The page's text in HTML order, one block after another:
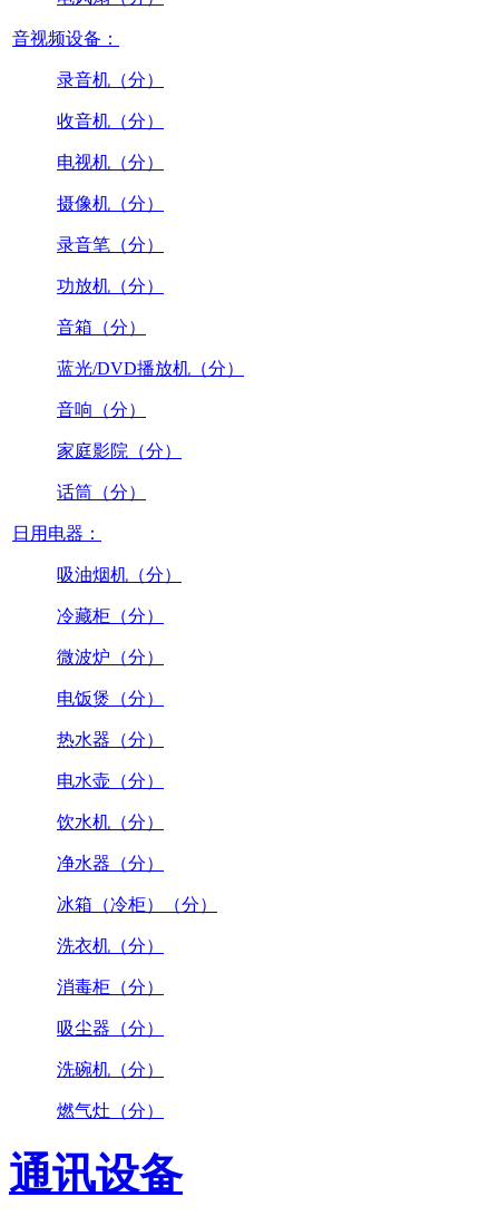
音视频设备：
录音机（分）
收音机（分）
电视机（分）
摄像机（分）
录音笔（分）
功放机（分）
音箱（分）
蓝光/DVD播放机（分）
音响（分）
家庭影院（分）
话筒（分）
日用电器：
吸油烟机（分）
冷藏柜（分）
微波炉（分）
电饭煲（分）
热水器（分）
电水壶（分）
饮水机（分）
净水器（分）
冰箱（冷柜）（分）
洗衣机（分）
消毒柜（分）
吸尘器（分）
洗碗机（分）
燃气灶（分）
通讯设备